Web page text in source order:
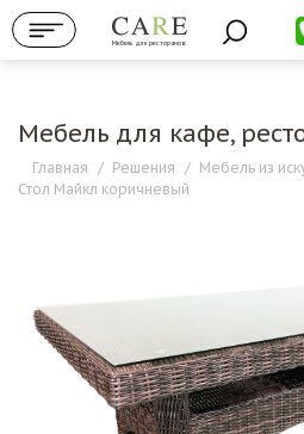
Мебель для ресторанов
Мебель для кафе,
Главная / Решения / Мебель из
Стол Майкл коричневый